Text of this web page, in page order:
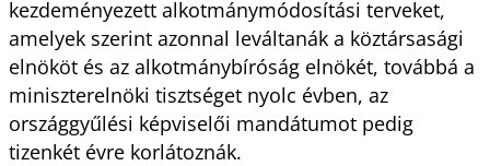
kezdeményezett alkotmánymódosítási terveket,
amelyek szerint azonnal leváltanák a köztársasági
elnököt és az alkotmánybíróság elnökét, továbbá a
miniszterelnöki tisztséget nyolc évben, az
országgyűlési képviselői mandátumot pedig
tizenkét évre korlátoznák.